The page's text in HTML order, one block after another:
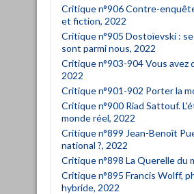
Critique n°906 Contre-
et fiction, 2022
Critique n°905 Dostoïevski :
sont parmi nous, 2022
Critique n°903-904 Vous avez
2022
Critique n°901-902 Porter la
Critique n°900 Riad Sattouf.
monde réel, 2022
Critique n°899 Jean-Benoît
national ?, 2022
Critique n°898 La Querelle du
Critique n°895 Francis Wolff,
hybride, 2022